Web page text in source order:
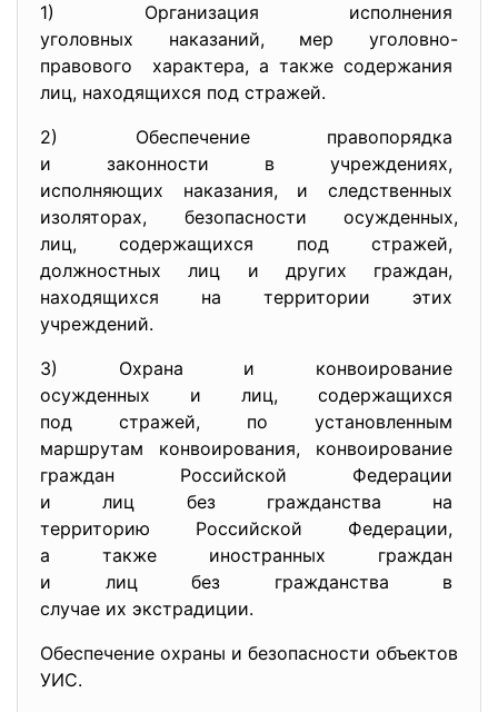
1) Организация исполнения
уголовных наказаний, мер уголовно-
правового характера, а также содержания
лиц, находящихся под стражей.
2) Обеспечение правопорядка
и законности в учреждениях,
исполняющих наказания, и следственных
изоляторах, безопасности осужденных,
лиц, содержащихся под стражей,
должностных лиц и других граждан,
находящихся на территории этих
учреждений.
3) Охрана и конвоирование
осужденных и лиц, содержащихся
под стражей, по установленным
маршрутам конвоирования, конвоирование
граждан Российской Федерации
и лиц без гражданства на
территорию Российской Федерации,
а также иностранных граждан
и лиц без гражданства в
случае их экстрадиции.
Обеспечение охраны и безопасности объектов
УИС.